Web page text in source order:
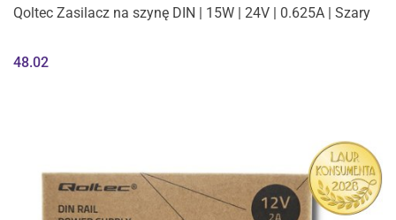
Qoltec Zasilacz na szynę DIN | 15W | 24V | 0.625A | Szary
48.02